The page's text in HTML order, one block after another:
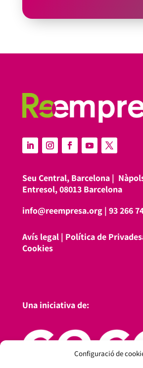
Configuració de
Seu Central, Barcelona |
Entresol, 08013 Barcelona
info@reempresa.org| 93 266
Avís legal| Política de
Cookies
Una iniciativa de: